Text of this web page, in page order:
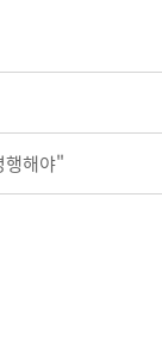
행해야"